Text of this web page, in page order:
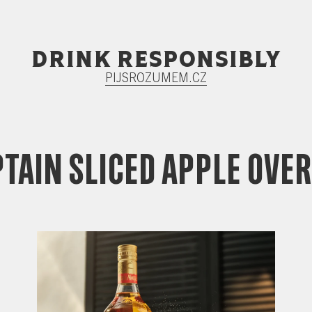
Drink responsibly
PIJSROZUMEM.CZ
SLICED APPLE